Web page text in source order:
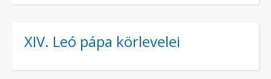
XIV. Leó pápa körlevelei